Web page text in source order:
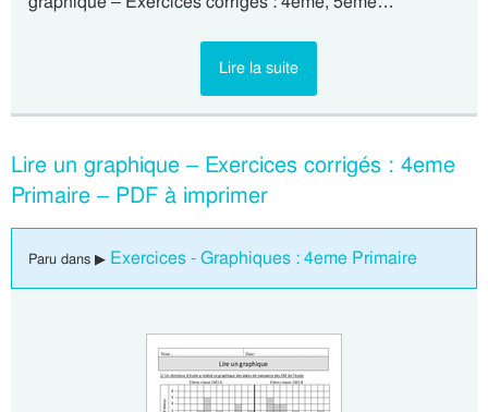
Lire la suite
Lire un graphique – Exercices corrigés : 4eme
Primaire – PDF à imprimer
Paru dans ▶ Exercices - Graphiques : 4eme Primaire